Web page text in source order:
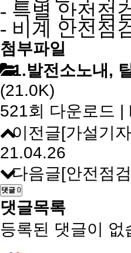
- 특별 안전점
- 비계 안전점
첨부파일
1.발전소노내,
(21.0K)
521회 다운로드
이전글[가설기
21.04.26
다음글[안전점
댓글 0
댓글목록
등록된 댓글이 없